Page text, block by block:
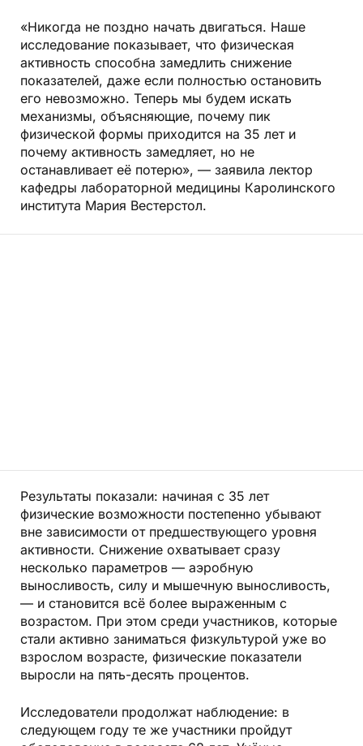
«Никогда не поздно начать двигаться. Наше
исследование показывает, что физическая
активность способна замедлить снижение
показателей, даже если полностью остановить
его невозможно. Теперь мы будем искать
механизмы, объясняющие, почему пик
физической формы приходится на 35 лет и
почему активность замедляет, но не
останавливает её потерю», — заявила лектор
кафедры лабораторной медицины Каролинского
института Мария Вестерстол.
Результаты показали: начиная с 35 лет
физические возможности постепенно убывают
вне зависимости от предшествующего уровня
активности. Снижение охватывает сразу
несколько параметров — аэробную
выносливость, силу и мышечную выносливость,
— и становится всё более выраженным с
возрастом. При этом среди участников, которые
стали активно заниматься физкультурой уже во
взрослом возрасте, физические показатели
выросли на пять-десять процентов.
Исследователи продолжат наблюдение: в
следующем году те же участники пройдут